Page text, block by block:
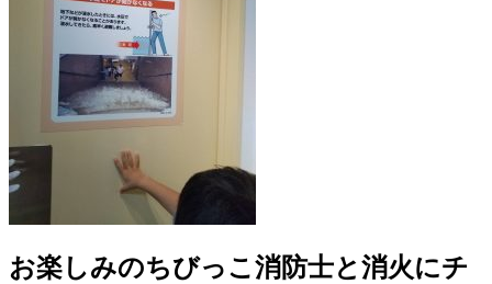
お楽しみのちびっこ消防士と消火にチ